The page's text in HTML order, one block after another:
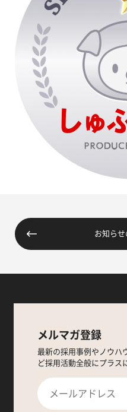
お知らせ
メルマガ登録
最新の採用事例やノウハ
ど採用活動全般にプラス